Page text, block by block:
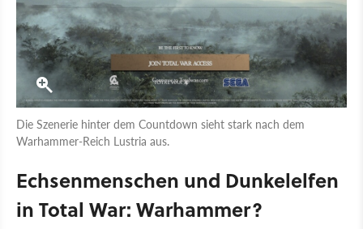
Die Szenerie hinter dem Countdown sieht stark nach dem
Warhammer-Reich Lustria aus.
Echsenmenschen und Dunkelelfen
in Total War: Warhammer?